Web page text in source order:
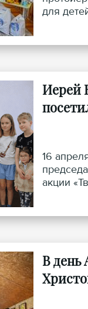
для
Иерей
16
акции
В день